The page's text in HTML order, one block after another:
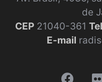
de
CEP 21040-361
E-mail